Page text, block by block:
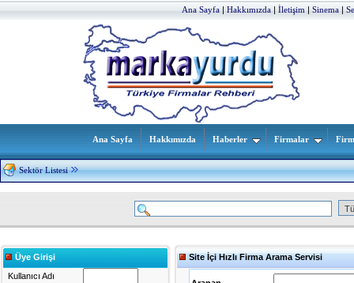
Ana Sayfa|Hakkımızda|İletişim|Sinema|
Ana Sayfa Hakkımızda Haberler Firmalar
Sektör Listesi
Üye Girişi
Kullanıcı Adı
Site İçi Hızlı Firma Arama Servisi